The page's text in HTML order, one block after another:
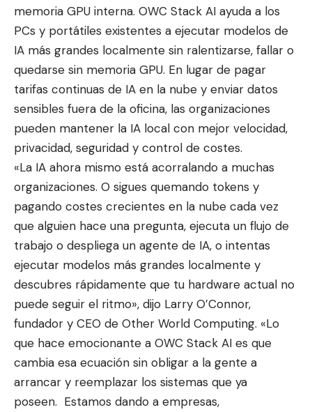
memoria GPU interna. OWC Stack AI ayuda a los
PCs y portátiles existentes a ejecutar modelos de
IA más grandes localmente sin ralentizarse, fallar o
quedarse sin memoria GPU. En lugar de pagar
tarifas continuas de IA en la nube y enviar datos
sensibles fuera de la oficina, las organizaciones
pueden mantener la IA local con mejor velocidad,
privacidad, seguridad y control de costes.
«La IA ahora mismo está acorralando a muchas
organizaciones. O sigues quemando tokens y
pagando costes crecientes en la nube cada vez
que alguien hace una pregunta, ejecuta un flujo de
trabajo o despliega un agente de IA, o intentas
ejecutar modelos más grandes localmente y
descubres rápidamente que tu hardware actual no
puede seguir el ritmo», dijo Larry O’Connor,
fundador y CEO de Other World Computing. «Lo
que hace emocionante a OWC Stack AI es que
cambia esa ecuación sin obligar a la gente a
arrancar y reemplazar los sistemas que ya
poseen. Estamos dando a empresas,